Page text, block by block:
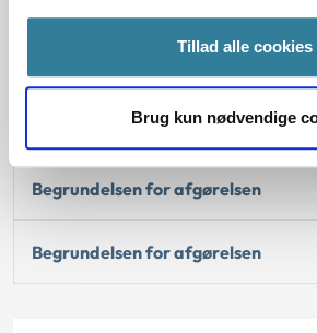
Tillad alle cookies
Brug kun nødvendige
4. De konkrete afgørelser
Begrundelsen for afgørelsen
Begrundelsen for afgørelsen